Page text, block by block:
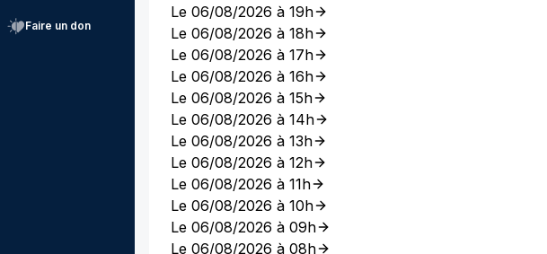
Faire un don
Le 06/08/2026 à 19h
Le 06/08/2026 à 18h
Le 06/08/2026 à 17h
Le 06/08/2026 à 16h
Le 06/08/2026 à 15h
Le 06/08/2026 à 14h
Le 06/08/2026 à 13h
Le 06/08/2026 à 12h
Le 06/08/2026 à 11h
Le 06/08/2026 à 10h
Le 06/08/2026 à 09h
Le 06/08/2026 à 08h